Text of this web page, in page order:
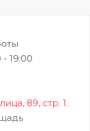
19:00
89, стр. 1.